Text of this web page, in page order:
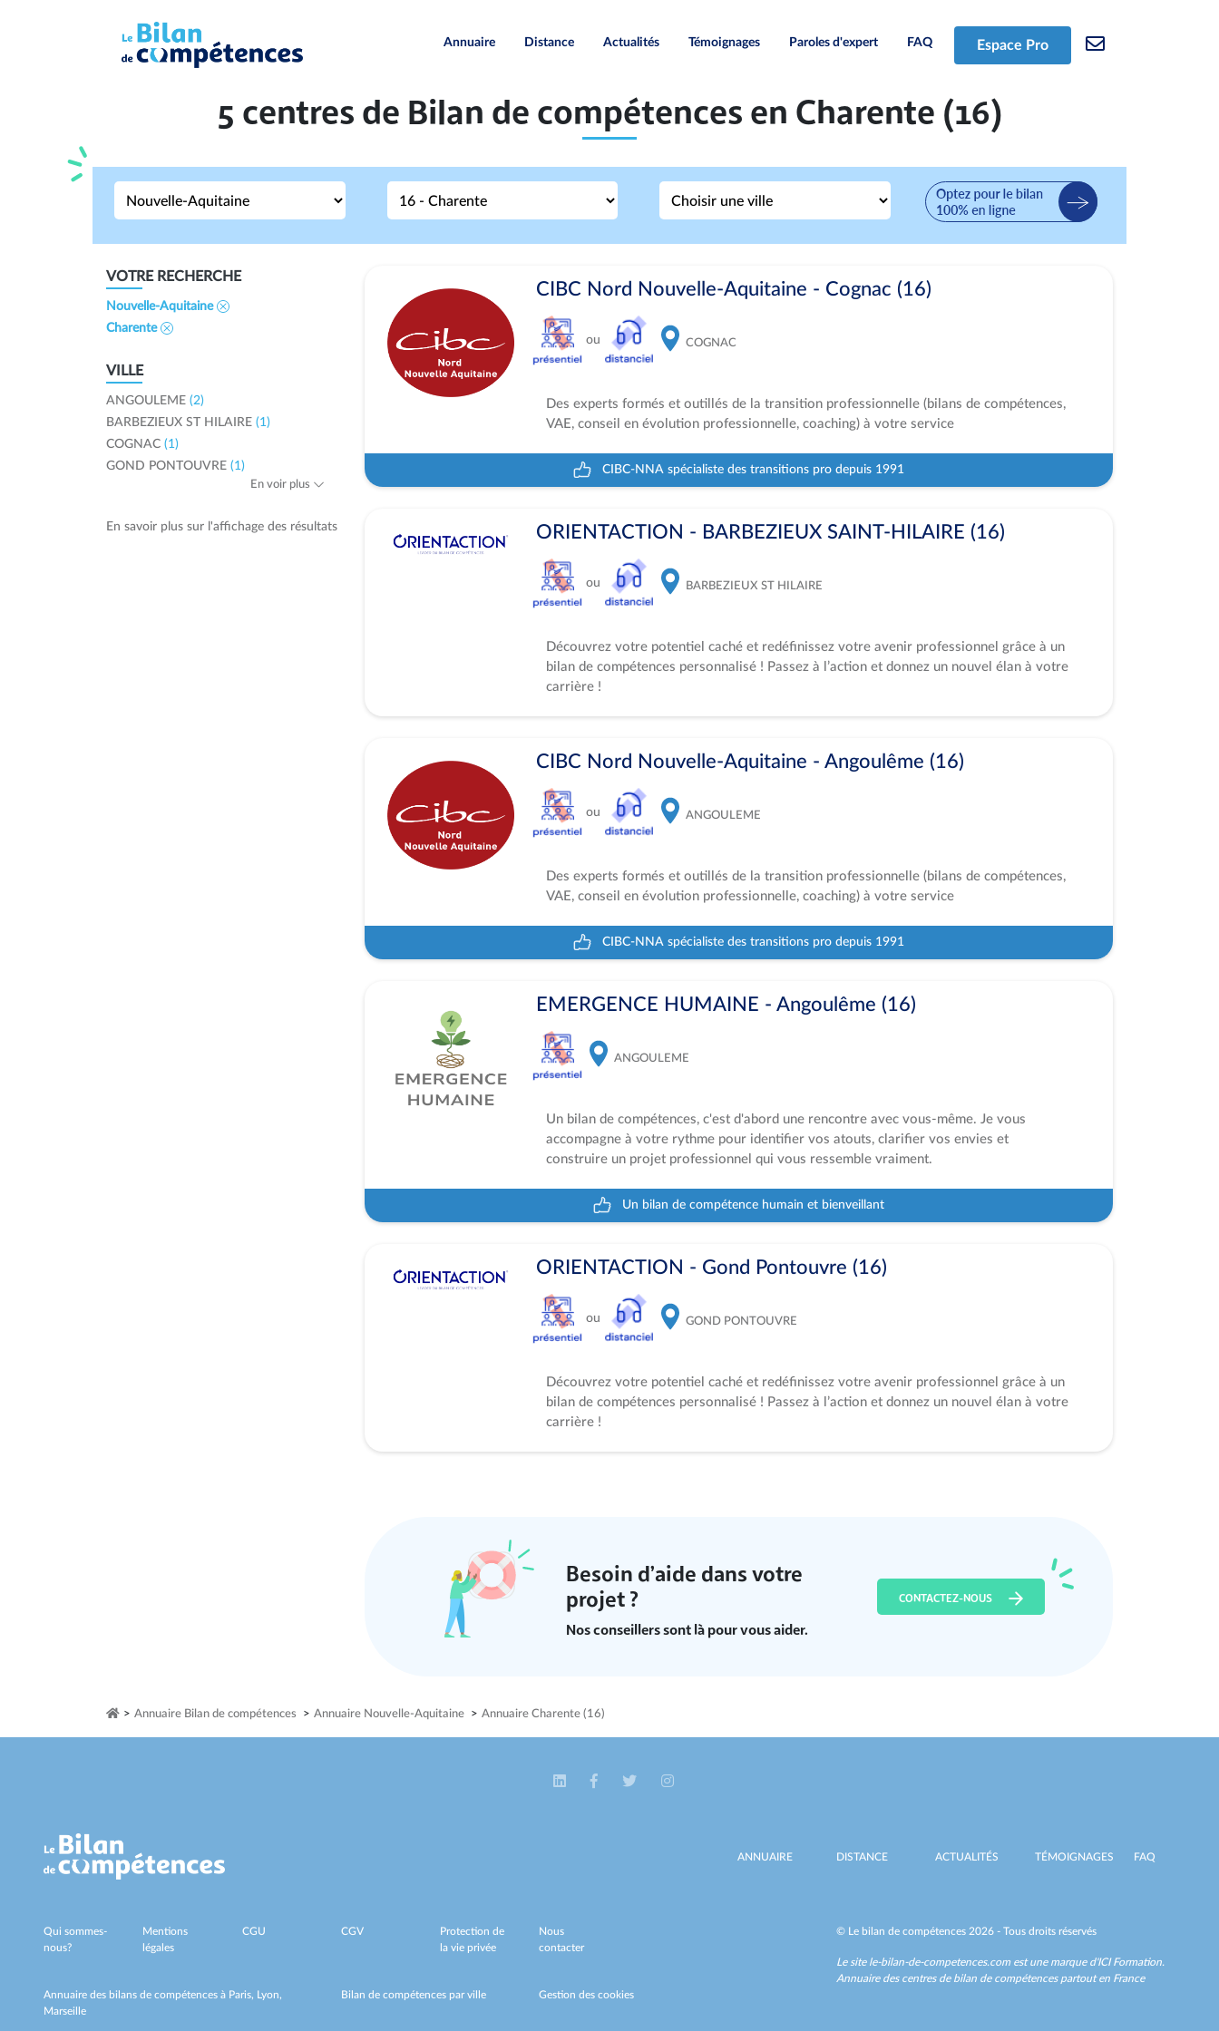
Annuaire Distance Actualités Témoignages Paroles d'expert FAQ Espace Pro
5 centres de Bilan de compétences en Charente (16)
VOTRE RECHERCHE
Nouvelle-Aquitaine
Charente
VILLE
ANGOULEME (2)
BARBEZIEUX ST HILAIRE (1)
COGNAC (1)
GOND PONTOUVRE (1)
En voir plus
En savoir plus sur l'affichage des résultats
CIBC Nord Nouvelle-Aquitaine - Cognac (16)
ou COGNAC
Des experts formés et outillés de la transition professionnelle (bilans de compétences,
VAE, conseil en évolution professionnelle, coaching) à votre service
CIBC-NNA spécialiste des transitions pro depuis 1991
ORIENTACTION - BARBEZIEUX SAINT-HILAIRE (16)
ou BARBEZIEUX ST HILAIRE
Découvrez votre potentiel caché et redéfinissez votre avenir professionnel grâce à un
bilan de compétences personnalisé ! Passez à l’action et donnez un nouvel élan à votre
carrière !
CIBC Nord Nouvelle-Aquitaine - Angoulême (16)
ou ANGOULEME
Des experts formés et outillés de la transition professionnelle (bilans de compétences,
VAE, conseil en évolution professionnelle, coaching) à votre service
CIBC-NNA spécialiste des transitions pro depuis 1991
EMERGENCE HUMAINE - Angoulême (16)
ANGOULEME
Un bilan de compétences, c'est d'abord une rencontre avec vous-même. Je vous
accompagne à votre rythme pour identifier vos atouts, clarifier vos envies et
construire un projet professionnel qui vous ressemble vraiment.
Un bilan de compétence humain et bienveillant
ORIENTACTION - Gond Pontouvre (16)
ou GOND PONTOUVRE
Découvrez votre potentiel caché et redéfinissez votre avenir professionnel grâce à un
bilan de compétences personnalisé ! Passez à l’action et donnez un nouvel élan à votre
carrière !
Besoin d’aide dans votre
projet ?
Nos conseillers sont là pour vous aider.
CONTACTEZ-NOUS
> Annuaire Bilan de compétences > Annuaire Nouvelle-Aquitaine > Annuaire Charente (16)
ANNUAIRE DISTANCE ACTUALITÉS TÉMOIGNAGES FAQ
Qui sommes-
nous?
Mentions
légales
CGU CGV
Protection de
la vie privée
Nous
contacter
© Le bilan de compétences 2026 - Tous droits réservés
Le site le-bilan-de-competences.com est une marque d'ICI Formation.
Annuaire des centres de bilan de compétences partout en France
Annuaire des bilans de compétences à Paris, Lyon,
Marseille
Bilan de compétences par ville Gestion des cookies